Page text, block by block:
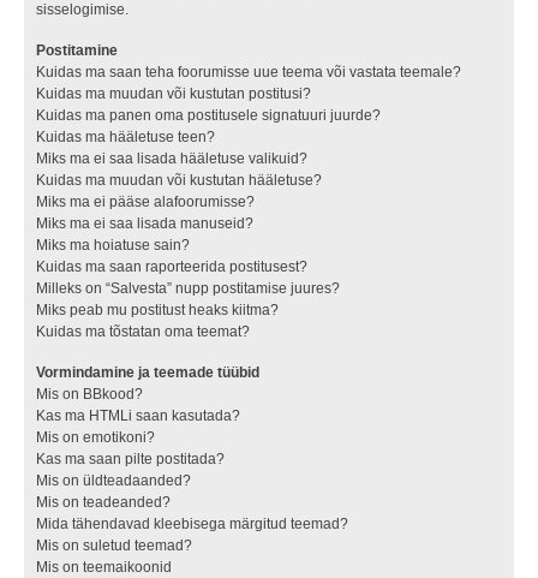
sisselogimise.
Postitamine
Kuidas ma saan teha foorumisse uue teema või vastata teemale?
Kuidas ma muudan või kustutan postitusi?
Kuidas ma panen oma postitusele signatuuri juurde?
Kuidas ma hääletuse teen?
Miks ma ei saa lisada hääletuse valikuid?
Kuidas ma muudan või kustutan hääletuse?
Miks ma ei pääse alafoorumisse?
Miks ma ei saa lisada manuseid?
Miks ma hoiatuse sain?
Kuidas ma saan raporteerida postitusest?
Milleks on “Salvesta” nupp postitamise juures?
Miks peab mu postitust heaks kiitma?
Kuidas ma tõstatan oma teemat?
Vormindamine ja teemade tüübid
Mis on BBkood?
Kas ma HTMLi saan kasutada?
Mis on emotikoni?
Kas ma saan pilte postitada?
Mis on üldteadaanded?
Mis on teadeanded?
Mida tähendavad kleebisega märgitud teemad?
Mis on suletud teemad?
Mis on teemaikoonid